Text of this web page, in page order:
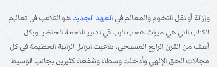
وإزالة أو نقل التخوم والمعالم في العهد الجديد هو التلاعب في تعاليم
الكتاب التي هي ميراث شعب الرب في تدبير النعمة الحاضر. وبكل
أسف من القرن الرابع المسيحي، تلاعبت ايزابل الزانية العظيمة في كل
مجالات الحق الإلهي وأدخلت وسطاء وشفعاء كثيرين بجانب الوسيط